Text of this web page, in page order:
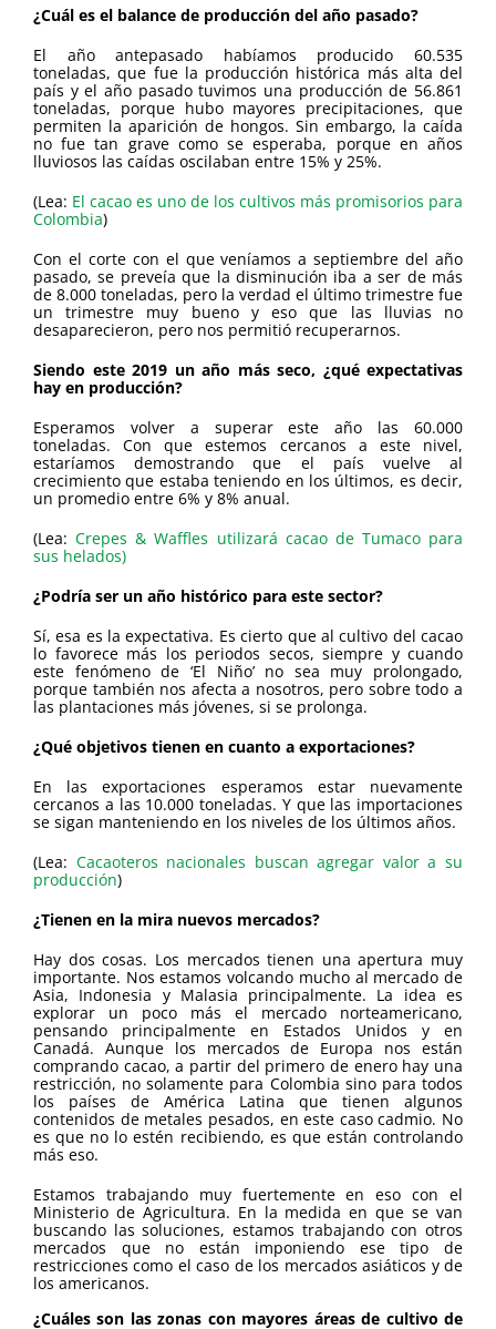
¿Cuál es el balance de producción del año pasado?
El año antepasado habíamos producido 60.535
toneladas, que fue la producción histórica más alta del
país y el año pasado tuvimos una producción de 56.861
toneladas, porque hubo mayores precipitaciones, que
permiten la aparición de hongos. Sin embargo, la caída
no fue tan grave como se esperaba, porque en años
lluviosos las caídas oscilaban entre 15% y 25%.
(Lea: El cacao es uno de los cultivos más promisorios para
Colombia)
Con el corte con el que veníamos a septiembre del año
pasado, se preveía que la disminución iba a ser de más
de 8.000 toneladas, pero la verdad el último trimestre fue
un trimestre muy bueno y eso que las lluvias no
desaparecieron, pero nos permitió recuperarnos.
Siendo este 2019 un año más seco, ¿qué expectativas
hay en producción?
Esperamos volver a superar este año las 60.000
toneladas. Con que estemos cercanos a este nivel,
estaríamos demostrando que el país vuelve al
crecimiento que estaba teniendo en los últimos, es decir,
un promedio entre 6% y 8% anual.
(Lea:Crepes & Waffles utilizará cacao de Tumaco para
sus helados)
¿Podría ser un año histórico para este sector?
Sí, esa es la expectativa. Es cierto que al cultivo del cacao
lo favorece más los periodos secos, siempre y cuando
este fenómeno de ‘El Niño’ no sea muy prolongado,
porque también nos afecta a nosotros, pero sobre todo a
las plantaciones más jóvenes, si se prolonga.
¿Qué objetivos tienen en cuanto a exportaciones?
En las exportaciones esperamos estar nuevamente
cercanos a las 10.000 toneladas. Y que las importaciones
se sigan manteniendo en los niveles de los últimos años.
(Lea: Cacaoteros nacionales buscan agregar valor a su
producción)
¿Tienen en la mira nuevos mercados?
Hay dos cosas. Los mercados tienen una apertura muy
importante. Nos estamos volcando mucho al mercado de
Asia, Indonesia y Malasia principalmente. La idea es
explorar un poco más el mercado norteamericano,
pensando principalmente en Estados Unidos y en
Canadá. Aunque los mercados de Europa nos están
comprando cacao, a partir del primero de enero hay una
restricción, no solamente para Colombia sino para todos
los países de América Latina que tienen algunos
contenidos de metales pesados, en este caso cadmio. No
es que no lo estén recibiendo, es que están controlando
más eso.
Estamos trabajando muy fuertemente en eso con el
Ministerio de Agricultura. En la medida en que se van
buscando las soluciones, estamos trabajando con otros
mercados que no están imponiendo ese tipo de
restricciones como el caso de los mercados asiáticos y de
los americanos.
¿Cuáles son las zonas con mayores áreas de cultivo de